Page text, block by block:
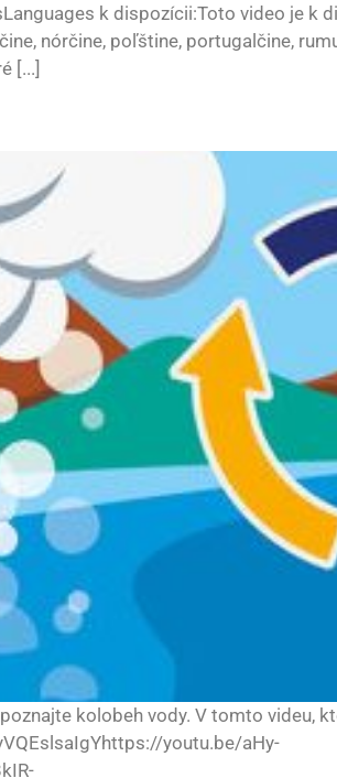
k dispozícii:Toto video je k
nórčine, poľštine, portugalčine,
[...]
kolobeh vody. V tomto videu,
youtu.be/aHy-